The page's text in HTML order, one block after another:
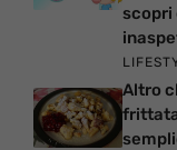
scopri
Altro